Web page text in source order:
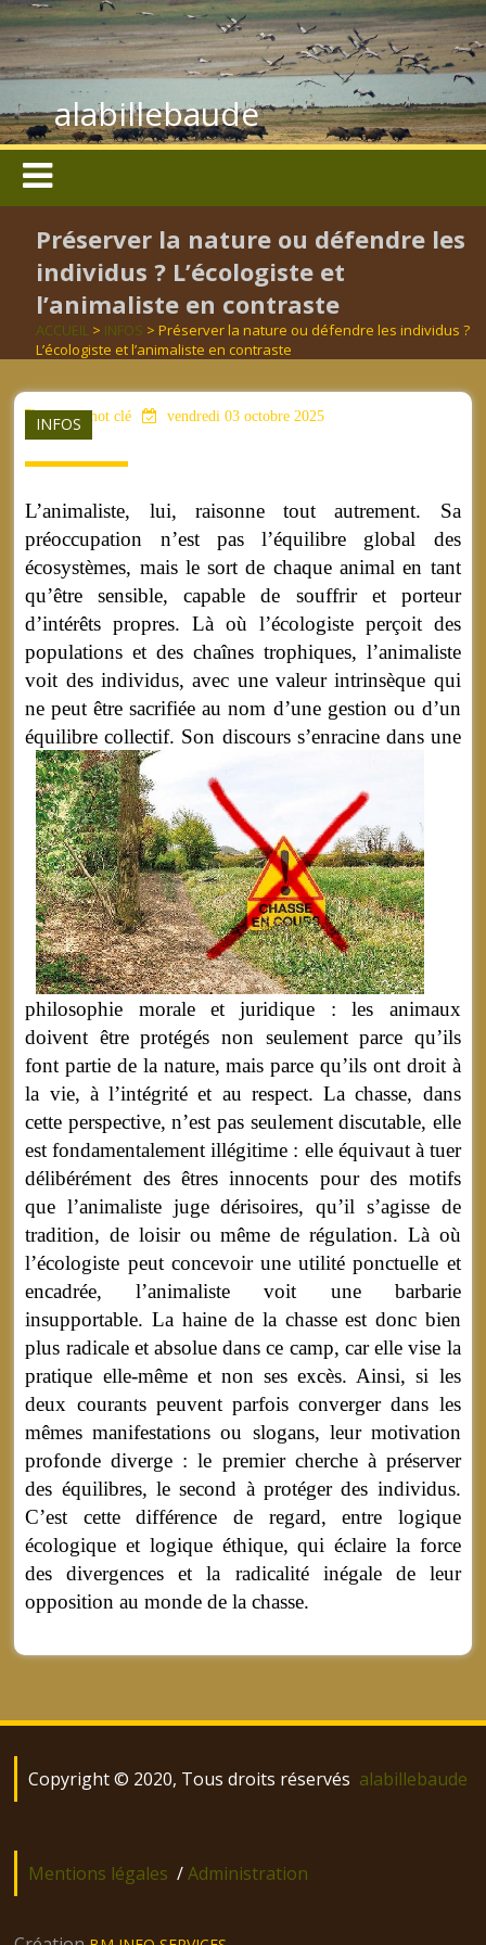
alabillebaude
Préserver la nature ou défendre les
individus ? L’écologiste et
l’animaliste en contraste
ACCUEIL > INFOS > Préserver la nature ou défendre les individus ?
L’écologiste et l’animaliste en contraste
INFOS
aucun mot clé vendredi 03 octobre 2025
L’animaliste, lui, raisonne tout autrement. Sa
préoccupation n’est pas l’équilibre global des
écosystèmes, mais le sort de chaque animal en tant
qu’être sensible, capable de souffrir et porteur
d’intérêts propres. Là où l’écologiste perçoit des
populations et des chaînes trophiques, l’animaliste
voit des individus, avec une valeur intrinsèque qui
ne peut être sacrifiée au nom d’une gestion ou d’un
équilibre collectif. Son discours s’enracine dans une
philosophie morale et juridique : les animaux
doivent être protégés non seulement parce qu’ils
font partie de la nature, mais parce qu’ils ont droit à
la vie, à l’intégrité et au respect. La chasse, dans
cette perspective, n’est pas seulement discutable, elle
est fondamentalement illégitime : elle équivaut à tuer
délibérément des êtres innocents pour des motifs
que l’animaliste juge dérisoires, qu’il s’agisse de
tradition, de loisir ou même de régulation. Là où
l’écologiste peut concevoir une utilité ponctuelle et
encadrée, l’animaliste voit une barbarie
insupportable. La haine de la chasse est donc bien
plus radicale et absolue dans ce camp, car elle vise la
pratique elle-même et non ses excès. Ainsi, si les
deux courants peuvent parfois converger dans les
mêmes manifestations ou slogans, leur motivation
profonde diverge : le premier cherche à préserver
des équilibres, le second à protéger des individus.
C’est cette différence de regard, entre logique
écologique et logique éthique, qui éclaire la force
des divergences et la radicalité inégale de leur
opposition au monde de la chasse.
Copyright © 2020, Tous droits réservés alabillebaude
Mentions légales /Administration